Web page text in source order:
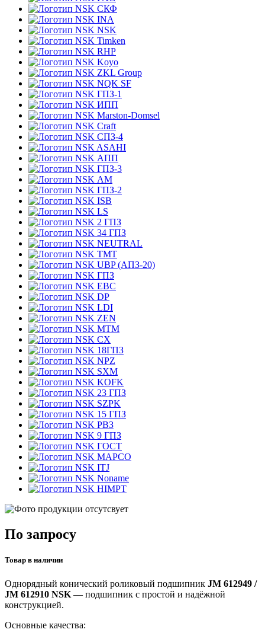
СКФ
INA
NSK
Timken
RHP
Koyo
ZKL Group
NQK SF
ГПЗ-1
ИПП
Marston-Domsel
Craft
СПЗ-4
ASAHI
АПП
ГПЗ-3
АМ
ГПЗ-2
ISB
LS
2 ГПЗ
34 ГПЗ
NEUTRAL
TMT
UBP (АПЗ-20)
ГПЗ
EBC
DP
LDI
ZEN
MTM
CX
18ГПЗ
NPZ
SXM
KOFK
23 ГПЗ
SZPK
15 ГПЗ
РВЗ
9 ГПЗ
ГОСТ
MAPCO
ITJ
Noname
HIMPT
По запросу
Товар в наличии
Однорядный конический роликовый подшипник JM 612949 /
JM 612910 NSK — подшипник с простой и надёжной
конструкцией.
Основные качества: